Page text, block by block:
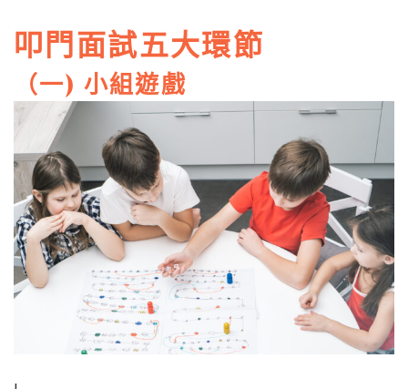
叩門面試五大環節
（一) 小組遊戲